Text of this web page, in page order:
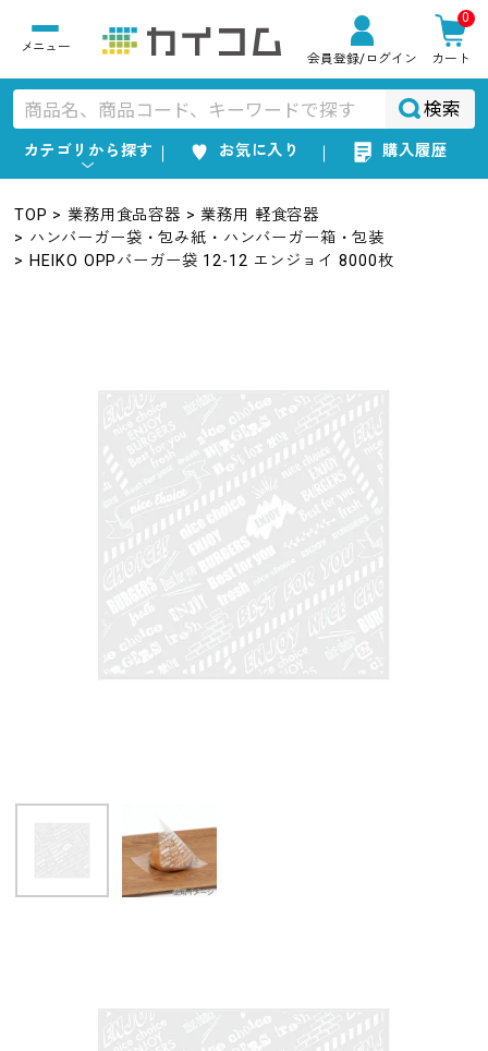
会員登録/ログイン
0
カート
検索
カテゴリから探す お気に入り 購入履歴
TOP 業務用食品容器
業務用 軽食容器
ハンバーガー袋・包み紙・ハンバーガー箱・包装
HEIKO OPPバーガー袋 12-12 エンジョイ 8000枚